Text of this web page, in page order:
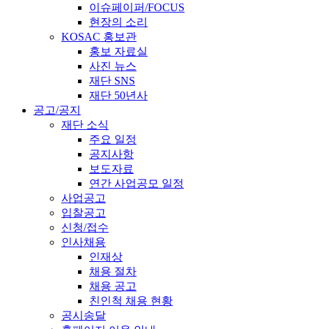
이슈페이퍼/FOCUS
현장의 소리
KOSAC 홍보관
홍보 자료실
사진 뉴스
재단 SNS
재단 50년사
공고/공지
재단 소식
주요 일정
공지사항
보도자료
연간 사업공모 일정
사업공고
입찰공고
신청/접수
인사채용
인재상
채용 절차
채용 공고
친인척 채용 현황
공시송달